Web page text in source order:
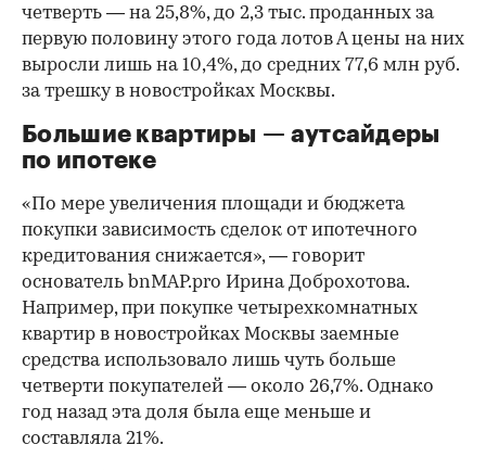
четверть — на 25,8%, до 2,3 тыс. проданных за
первую половину этого года лотов А цены на них
выросли лишь на 10,4%, до средних 77,6 млн руб.
за трешку в новостройках Москвы.
Большие квартиры — аутсайдеры
по ипотеке
«По мере увеличения площади и бюджета
покупки зависимость сделок от ипотечного
кредитования снижается», — говорит
основатель bnMAP.pro Ирина Доброхотова.
Например, при покупке четырехкомнатных
квартир в новостройках Москвы заемные
средства использовало лишь чуть больше
четверти покупателей — около 26,7%. Однако
год назад эта доля была еще меньше и
составляла 21%.